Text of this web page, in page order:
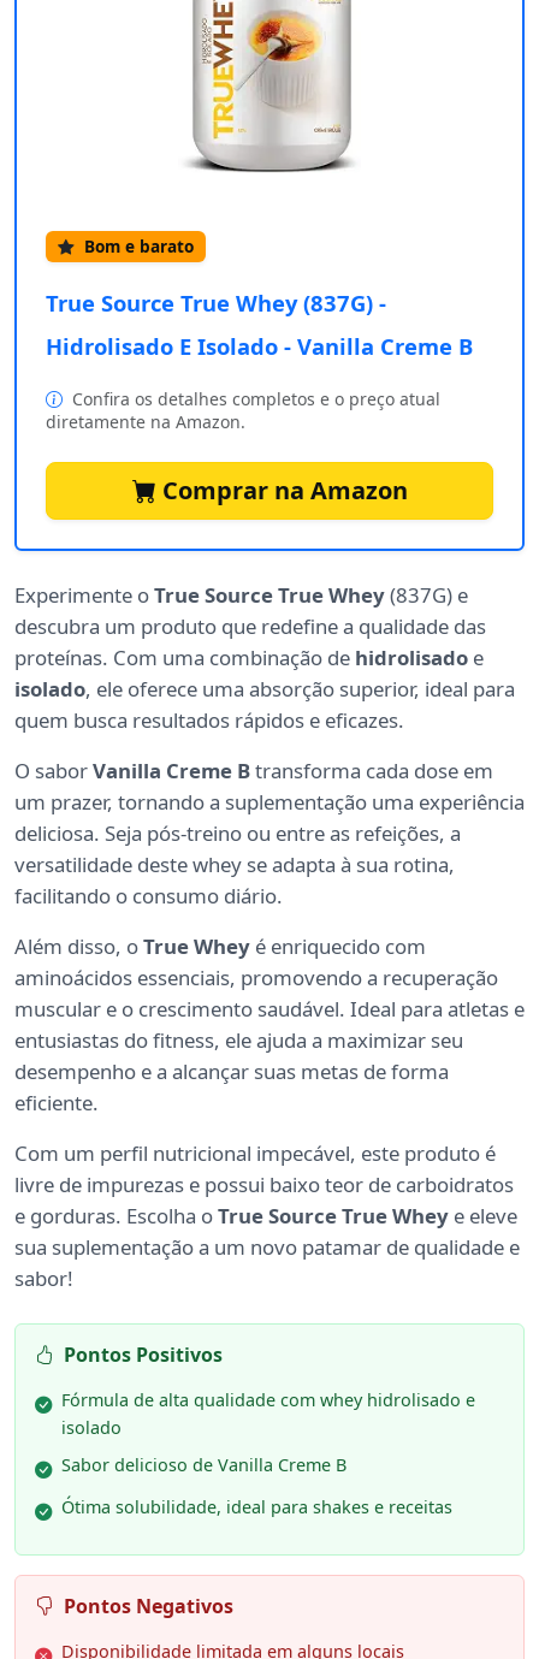
Bom e barato
True Source True Whey (837G) -
Hidrolisado E Isolado - Vanilla Creme B
Confira os detalhes completos e o preço atual
diretamente na Amazon.
Comprar na Amazon
Experimente oTrue Source True Whey(837G) e
descubra um produto que redefine a qualidade das
proteínas. Com uma combinação de hidrolisado e
isolado, ele oferece uma absorção superior, ideal para
quem busca resultados rápidos e eficazes.
O saborVanilla Creme Btransforma cada dose em
um prazer, tornando a suplementação uma experiência
deliciosa. Seja pós-treino ou entre as refeições, a
versatilidade deste whey se adapta à sua rotina,
facilitando o consumo diário.
Além disso, oTrue Whey é enriquecido com
aminoácidos essenciais, promovendo a recuperação
muscular e o crescimento saudável. Ideal para atletas e
entusiastas do fitness, ele ajuda a maximizar seu
desempenho e a alcançar suas metas de forma
eficiente.
Com um perfil nutricional impecável, este produto é
livre de impurezas e possui baixo teor de carboidratos
e gorduras. Escolha oTrue Source True Whey e eleve
sua suplementação a um novo patamar de qualidade e
sabor!
Pontos Positivos
Fórmula de alta qualidade com whey hidrolisado e
isolado
Sabor delicioso de Vanilla Creme B
Ótima solubilidade, ideal para shakes e receitas
Pontos Negativos
Disponibilidade limitada em alguns locais